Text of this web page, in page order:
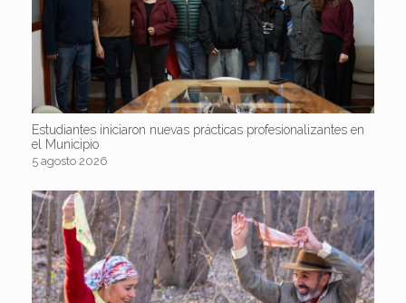
Estudiantes iniciaron nuevas prácticas profesionalizantes en
el Municipio
5 agosto 2026